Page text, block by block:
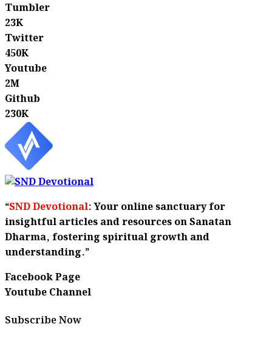
Tumbler
23K
Twitter
450K
Youtube
2M
Github
230K
“SND Devotional: Your online sanctuary for
insightful articles and resources on Sanatan
Dharma, fostering spiritual growth and
understanding.”
Facebook Page
Youtube Channel
Subscribe Now